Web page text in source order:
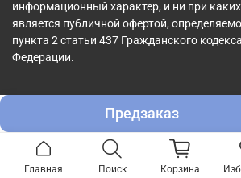
Предзаказ
информационный характер, и ни при
является публичной офертой,
пункта 2 статьи 437 Гражданского
Федерации.
Главная Поиск Корзина